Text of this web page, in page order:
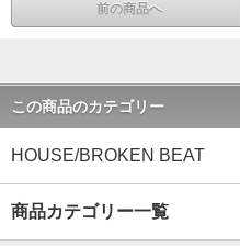
前の商品へ
この商品のカテゴリー
HOUSE/BROKEN BEAT
商品カテゴリー一覧